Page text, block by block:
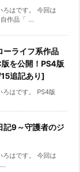
ろはです。 今回は
作品「 ...
ーライフ系作品
版を公開！PS4版
追記あり]
ろはです。 PS4版
9～守護者のジ
ろはです。 今回は